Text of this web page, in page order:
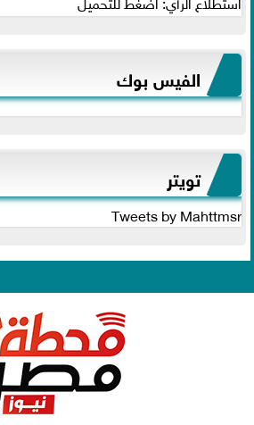
الفيس بوك
تويتر
Tweets by Mahttmsr